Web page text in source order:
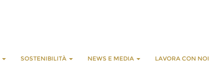
SOSTENIBILITÀ NEWS E MEDIA LAVORA CON NOI